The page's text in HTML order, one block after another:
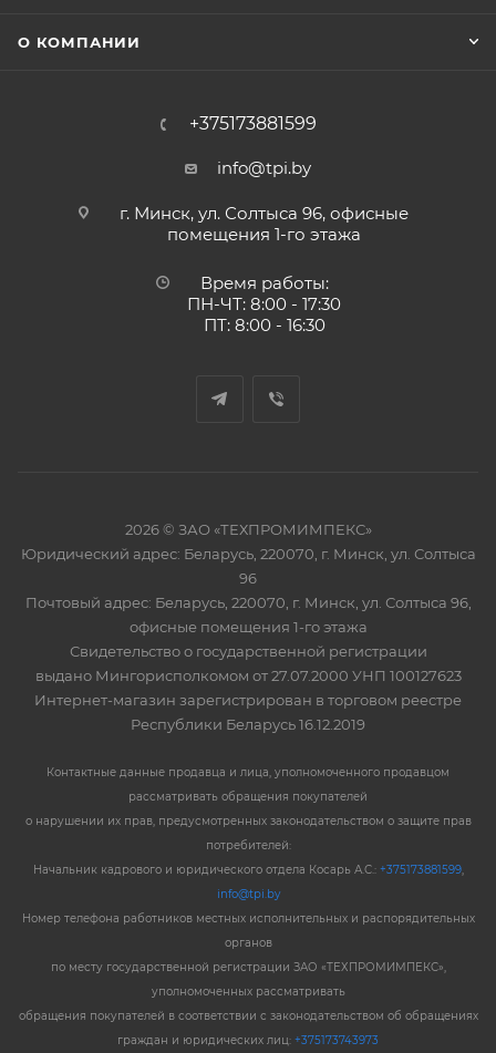
О КОМПАНИИ
+375173881599
info@tpi.by
г. Минск, ул. Солтыса 96, офисные
помещения 1-го этажа
Время работы:
ПН-ЧТ: 8:00 - 17:30
ПТ: 8:00 - 16:30
2026 © ЗАО «ТЕХПРОМИМПЕКС»
Юридический адрес: Беларусь, 220070, г. Минск, ул. Солтыса
96
Почтовый адрес: Беларусь, 220070, г. Минск, ул. Солтыса 96,
офисные помещения 1-го этажа
Свидетельство о государственной регистрации
выдано Мингорисполкомом от 27.07.2000 УНП 100127623
Интернет-магазин зарегистрирован в торговом реестре
Республики Беларусь 16.12.2019
Контактные данные продавца и лица, уполномоченного продавцом
рассматривать обращения покупателей
о нарушении их прав, предусмотренных законодательством о защите прав
потребителей:
Начальник кадрового и юридического отдела Косарь А.С.: +375173881599,
info@tpi.by
Номер телефона работников местных исполнительных и распорядительных
органов
по месту государственной регистрации ЗАО «ТЕХПРОМИМПЕКС»,
уполномоченных рассматривать
обращения покупателей в соответствии с законодательством об обращениях
граждан и юридических лиц: +375173743973